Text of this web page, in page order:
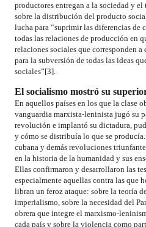
productores entregan a la sociedad y
sobre la distribución del producto
lucha para “suprimir las diferencias de
todas las relaciones de producción en
relaciones sociales que corresponden
para la subversión de todas las ideas
sociales”[3].
El socialismo mostró su
En aquellos países en los que la clase
vanguardia marxista-leninista jugó su
revolución e implantó su dictadura,
y cómo se distribuía lo que se
cubana y demás revoluciones
en la historia de la humanidad y sus
Ellas confirmaron y desarrollaron las
especialmente aquellas contra las que
libran un feroz ataque: sobre la teoría
imperialismo, sobre la necesidad del
obrera que integre el marxismo-
cada país y sobre la violencia como